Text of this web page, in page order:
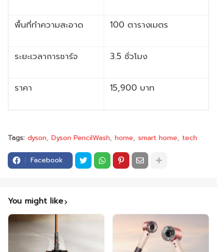
พื้นที่ทำความสะอาด 100 ตารางเมตร
ระยะเวลาการชาร์จ 3.5 ชั่วโมง
ราคา 15,900 บาท
Tags: dyson Dyson PencilWash home smart home tech
Facebook
You might like